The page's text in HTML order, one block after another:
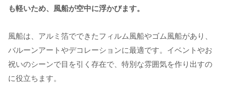
も軽いため、風船が空中に浮かびます。
風船は、アルミ箔でできたフィルム風船やゴム風船があり、
バルーンアートやデコレーションに最適です。イベントやお
祝いのシーンで目を引く存在で、特別な雰囲気を作り出すの
に役立ちます。